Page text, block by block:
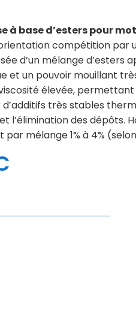
à base d’esters pour
compétition par
d’un mélange d’esters
et un pouvoir mouillant
élevée, permettant
d’additifs très stables
l’élimination des dépôts.
par mélange 1% à 4%